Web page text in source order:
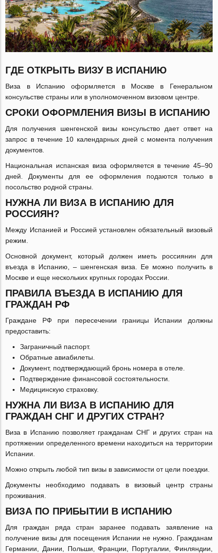
ГДЕ ОТКРЫТЬ ВИЗУ В ИСПАНИЮ
Виза в Испанию оформляется в Москве в Генеральном
консульстве страны или в уполномоченном визовом центре.
СРОКИ ОФОРМЛЕНИЯ ВИЗЫ В ИСПАНИЮ
Для получения шенгенской визы консульство дает ответ на
запрос в течение 10 календарных дней с момента получения
документов.
Национальная испанская виза оформляется в течение 45‒90
дней. Документы для ее оформления подаются только в
посольство родной страны.
НУЖНА ЛИ ВИЗА В ИСПАНИЮ ДЛЯ
РОССИЯН?
Между Испанией и Россией установлен обязательный визовый
режим.
Основной документ, который должен иметь россиянин для
въезда в Испанию, – шенгенская виза. Ее можно получить в
Москве и еще нескольких крупных городах России.
ПРАВИЛА ВЪЕЗДА В ИСПАНИЮ ДЛЯ
ГРАЖДАН РФ
Граждане РФ при пересечении границы Испании должны
предоставить:
Заграничный паспорт.
Обратные авиабилеты.
Документ, подтверждающий бронь номера в отеле.
Подтверждение финансовой состоятельности.
Медицинскую страховку.
НУЖНА ЛИ ВИЗА В ИСПАНИЮ ДЛЯ
ГРАЖДАН СНГ И ДРУГИХ СТРАН?
Виза в Испанию позволяет гражданам СНГ и других стран на
протяжении определенного времени находиться на территории
Испании.
Можно открыть любой тип визы в зависимости от цели поездки.
Документы необходимо подавать в визовый центр страны
проживания.
ВИЗА ПО ПРИБЫТИИ В ИСПАНИЮ
Для граждан ряда стран заранее подавать заявление на
получение визы для посещения Испании не нужно. Гражданам
Германии, Дании, Польши, Франции, Португалии, Финляндии,